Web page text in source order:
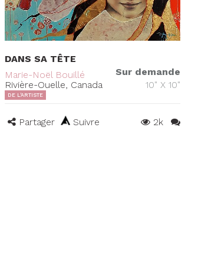
DANS SA TÊTE
Marie-Noël Bouillé
Rivière-Ouelle, Canada
Sur demande
10" X 10"
DE L'ARTISTE
Partager Suivre 2k